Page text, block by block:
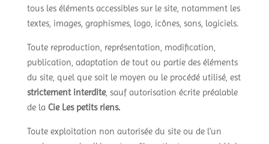
tous les éléments accessibles sur le site, notamment les
textes, images, graphismes, logo, icônes, sons, logiciels.
Toute reproduction, représentation, modification,
publication, adaptation de tout ou partie des éléments
du site, quel que soit le moyen ou le procédé utilisé, est
strictement interdite, sauf autorisation écrite préalable
de la Cie Les petits riens.
Toute exploitation non autorisée du site ou de l’un